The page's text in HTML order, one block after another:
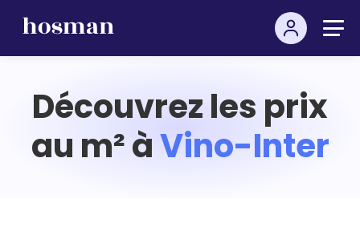
Découvrez les prix
au m² àVino-Inter